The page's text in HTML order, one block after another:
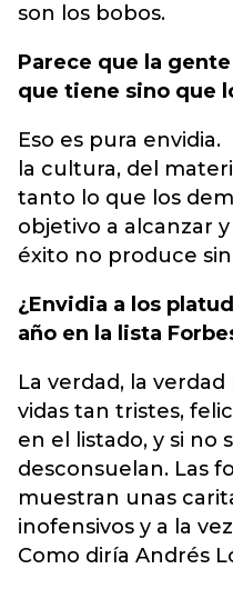
son los bobos.
Parece que la
que tiene sino que
Eso es pura
la cultura, del
tanto lo que los
objetivo a alcanzar
éxito no produce
¿Envidia a los
año en la lista
La verdad, la
vidas tan tristes,
en el listado, y si no
desconsuelan. Las
muestran unas
inofensivos y a la
Como diría Andrés